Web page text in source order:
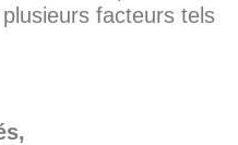
facteurs tels